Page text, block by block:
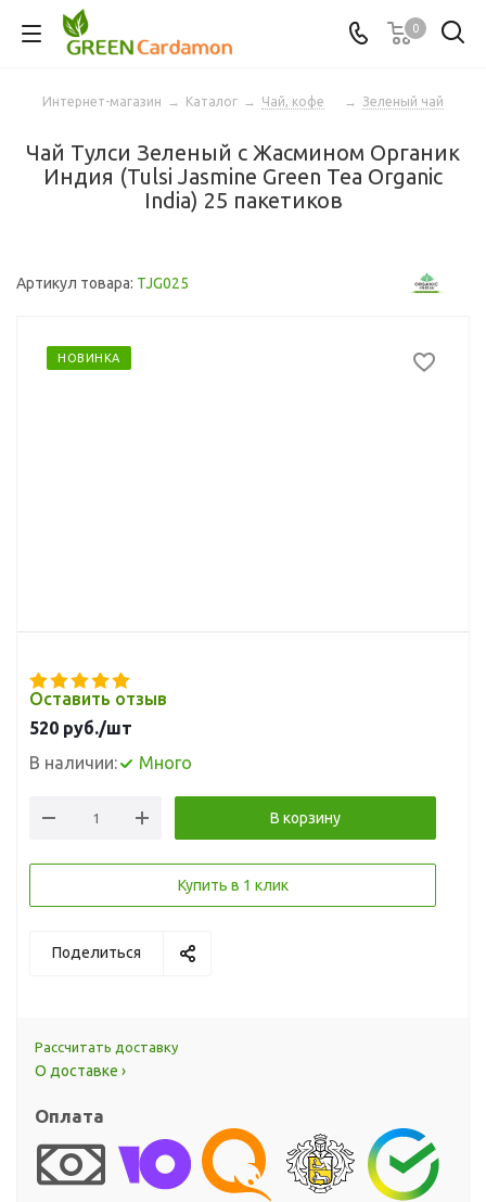
0
Интернет-магазин → Каталог → Чай, кофе → Зеленый чай
Чай Тулси Зеленый с Жасмином Органик
Индия (Tulsi Jasmine Green Tea Organic
India) 25 пакетиков
Артикул товара: TJG025
НОВИНКА
Оставить отзыв
520 руб./шт
В наличии:
Много
В корзину
Купить в 1 клик
Поделиться
Рассчитать доставку
О доставке ›
Оплата